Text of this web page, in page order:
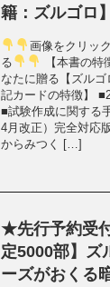
籍：ズルゴロ】
画像をクリッ
る
【本書の特
なたに贈る【ズル
記カードの特徴】
■試験作成に関する
4月改正）完全対応
からみつく […]
★先行予約受
定5000部】ズ
ーズがおくる